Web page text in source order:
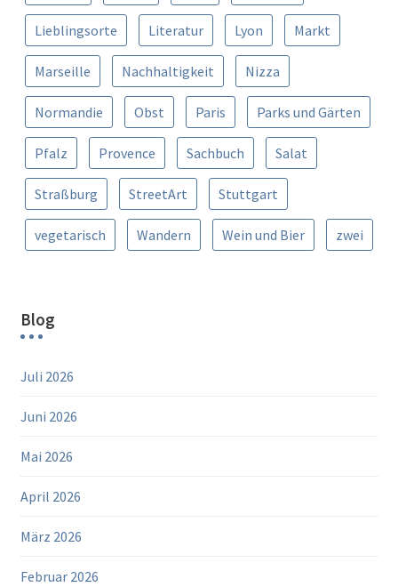
Lieblingsorte Literatur Lyon Markt
Marseille Nachhaltigkeit Nizza
Normandie Obst Paris Parks und Gärten
Pfalz Provence Sachbuch Salat
Straßburg StreetArt Stuttgart
vegetarisch Wandern Wein und Bier zwei
Blog
Juli 2026
Juni 2026
Mai 2026
April 2026
März 2026
Februar 2026